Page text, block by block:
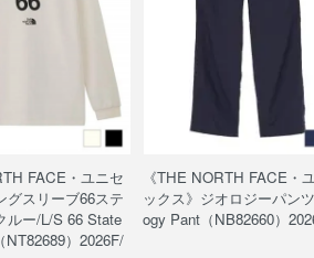
FACE・ユニセ
グスリーブ66ステ
ルー/L/S 66 State
NT82689）2026F/
《THE NORTH FACE・
ックス》ジオロジーパン
ogy Pant（NB82660）